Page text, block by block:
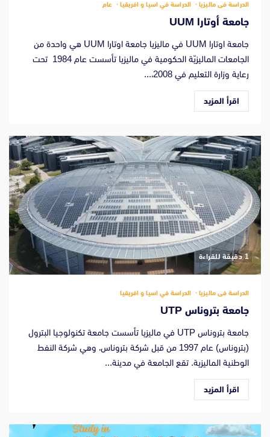
الدراسة فى ماليزيا الدراسة في اسيا و افريقيا عام
جامعة أوتارا UUM
جامعة اوتارا UUM في ماليزيا جامعة اوتارا UUM هي واحدة من
الجامعات الماليزيّة الحكومية في ماليزيا تأسست عام 1984 تحت
رعاية وزارة التعليم في 2008،...
اقرأ المزيد
‫1 دقيقة للقراءة
الدراسة فى ماليزيا الدراسة في اسيا و افريقيا
جامعة بتروناس UTP
جامعة بتروناس UTP في ماليزيا تأسست جامعة تكنولوجيا البترول
(بتروناس) عام 1997 من قبل شركة بتروناس، وهي شركة النفط
الوطنية الماليزية. تقع الجامعة في مدينة...
اقرأ المزيد